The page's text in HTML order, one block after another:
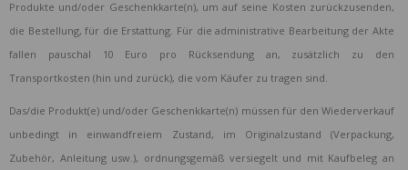
Produkte und/oder Geschenkkarte(n), um auf seine Kosten zurückzusenden,
die Bestellung, für die Erstattung. Für die administrative Bearbeitung der Akte
fallen pauschal 10 Euro pro Rücksendung an, zusätzlich zu den
Transportkosten (hin und zurück), die vom Käufer zu tragen sind.
Das/die Produkt(e) und/oder Geschenkkarte(n) müssen für den Wiederverkauf
unbedingt in einwandfreiem Zustand, im Originalzustand (Verpackung,
Zubehör, Anleitung usw.), ordnungsgemäß versiegelt und mit Kaufbeleg an